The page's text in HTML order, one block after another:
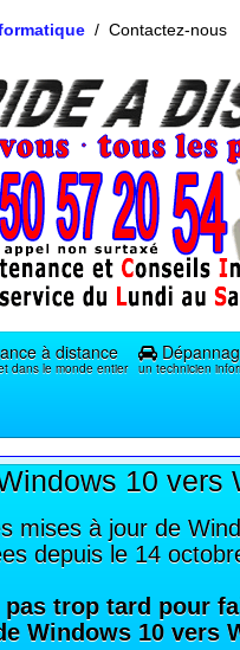
Contactez-nous
à distance
dans le monde entier un technicien
10 vers
mises à jour de
depuis le 14
trop tard pour
Windows 10 vers